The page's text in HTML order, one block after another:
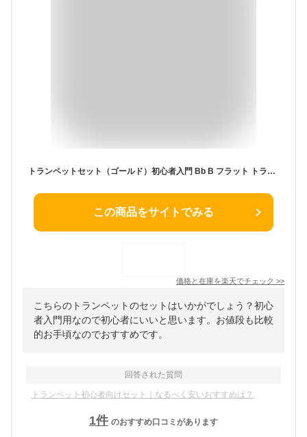
トランペットセット（ゴールド）初心者入門 Bb B フラット トランペット gold 黄銅製 吹奏 金管楽器
この商品をサイトでみる
価格と在庫を楽天でチェック >>
こちらのトランペットのセットはいかがでしょう？初心
者入門用なので初心者にいいと思います。お値段も比較
的お手頃なのでおすすめです。
回答された質問
トランペット初心者向けセット｜なるべく安いおすすめは？
1件 のおすすめ口コミがあります